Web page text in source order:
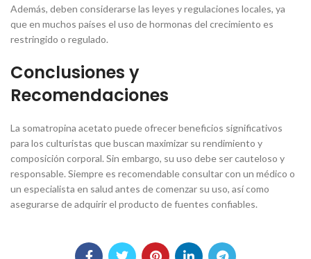
Además, deben considerarse las leyes y regulaciones locales, ya
que en muchos países el uso de hormonas del crecimiento es
restringido o regulado.
Conclusiones y
Recomendaciones
La somatropina acetato puede ofrecer beneficios significativos
para los culturistas que buscan maximizar su rendimiento y
composición corporal. Sin embargo, su uso debe ser cauteloso y
responsable. Siempre es recomendable consultar con un médico o
un especialista en salud antes de comenzar su uso, así como
asegurarse de adquirir el producto de fuentes confiables.